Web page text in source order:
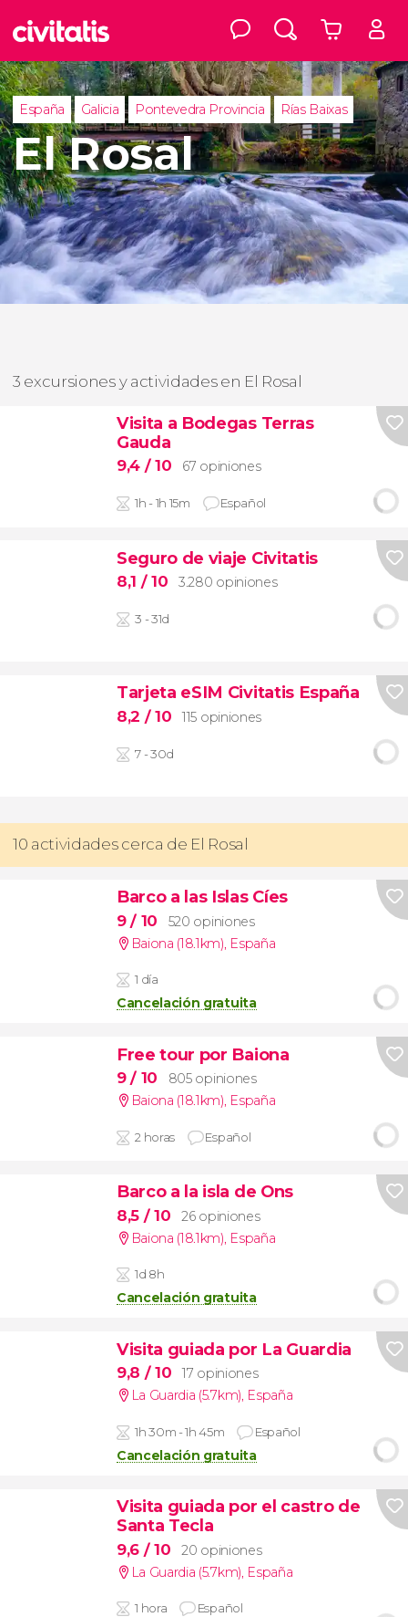
España Galicia Pontevedra Provincia Rías Baixas
El Rosal
3 excursiones y actividades en El Rosal
Visita a Bodegas Terras
Gauda
9,4 / 10 67 opiniones
1h - 1h 15m Español
Seguro de viaje Civitatis
8,1 / 10 3.280 opiniones
3 - 31d
Tarjeta eSIM Civitatis España
8,2 / 10 115 opiniones
7 - 30d
10 actividades cerca de El Rosal
Barco a las Islas Cíes
9/ 10
520 opiniones
Baiona (18.1km) España
1 día
Cancelación gratuita
Free tour por Baiona
9/ 10
805 opiniones
Baiona (18.1km), España
2 horas Español
Barco a la isla de Ons
8,5 / 10
26 opiniones
Baiona (18.1km) España
1d 8h
Cancelación gratuita
Visita guiada por La Guardia
9,8 / 10
17 opiniones
La Guardia (5.7km), España
1h 30m - 1h 45m Español
Cancelación gratuita
Visita guiada por el castro de
Santa Tecla
9,6 / 10
20 opiniones
La Guardia (5.7km) España
1 hora Español